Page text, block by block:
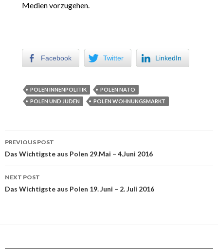
Medien vorzugehen.
Facebook Twitter LinkedIn
POLEN INNENPOLITIK
POLEN NATO
POLEN UND JUDEN
POLEN WOHNUNGSMARKT
Post navigation
PREVIOUS POST
Das Wichtigste aus Polen 29.Mai – 4.Juni 2016
NEXT POST
Das Wichtigste aus Polen 19. Juni – 2. Juli 2016